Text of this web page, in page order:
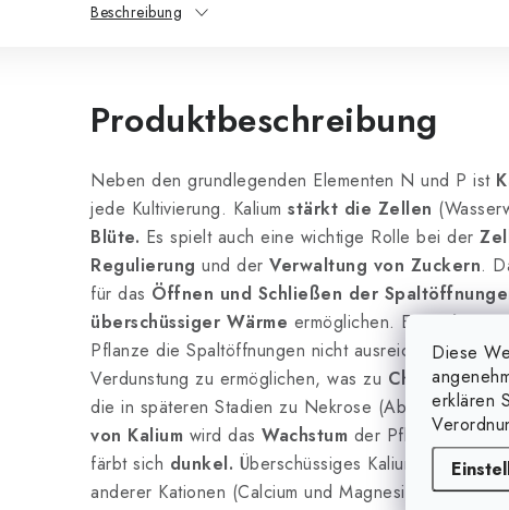
Diese
erklären
Beschreibung
Produktbeschreibung
Neben den grundlegenden Elementen N und P ist
jede Kultivierung. Kalium stärkt die Zellen
Blüte. Es spielt auch eine wichtige Rolle bei der
Regulierung und der Verwaltung von Zuckern.
für das Öffnen und Schließen der
überschüssiger Wärme ermöglichen. Ein
Pflanze die Spaltöffnungen nicht ausreichend
Verdunstung zu ermöglichen, was zu Chlorose an
die in späteren Stadien zu Nekrose (Absterben)
von Kalium wird das Wachstum der Pflanze
färbt sich dunkel. Überschüssiges Kalium behindert
anderer Kationen (Calcium und Magnesium)